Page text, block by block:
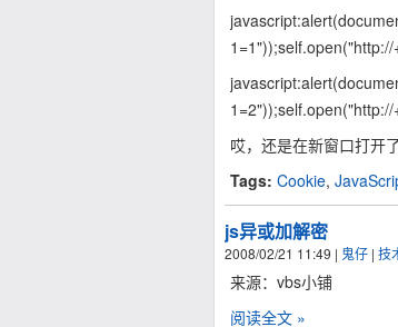
哎，还是在新窗口打开
Tags: Cookie,
js异或加解密
2008/02/21 11:49 | 鬼仔 | 技
来源：vbs小铺
阅读全文 »